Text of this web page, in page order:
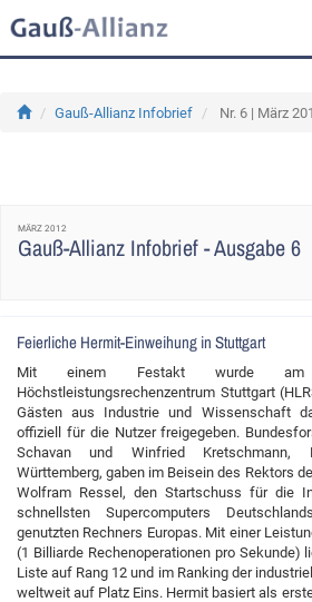
Gauß-Allianz Infobrief Nr. 6 | März
MÄRZ 2012
Gauß-Allianz Infobrief - Ausgabe 6
Feierliche Hermit-Einweihung in Stuttgart
Mit einem Festakt wurde
Höchstleistungsrechenzentrum Stuttgart
Gästen aus Industrie und Wissenschaft
offiziell für die Nutzer freigegeben.
Schavan und Winfried Kretschmann,
Württemberg, gaben im Beisein des Rektors
Wolfram Ressel, den Startschuss für die
schnellsten Supercomputers
genutzten Rechners Europas. Mit einer
(1 Billiarde Rechenoperationen pro Sekunde)
Liste auf Rang 12 und im Ranking der
weltweit auf Platz Eins. Hermit basiert als